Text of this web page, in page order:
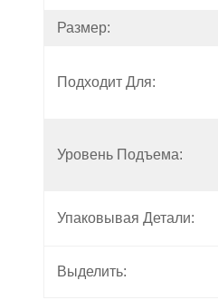
Размер:
Подходит Для:
Уровень Подъема:
Упаковывая Детали:
Выделить: